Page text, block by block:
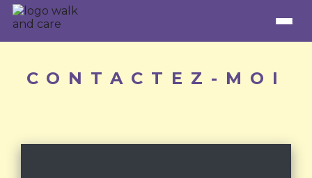
CONTACTEZ-MOI